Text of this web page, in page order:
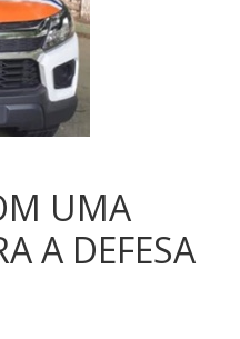
UMA
A DEFESA